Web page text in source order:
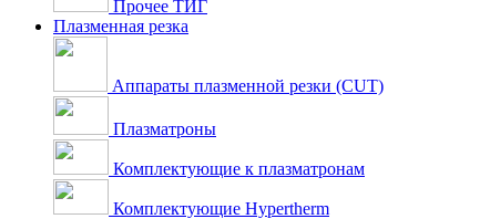
Прочее ТИГ
Плазменная резка
Аппараты плазменной резки (CUT)
Плазматроны
Комплектующие к плазматронам
Комплектующие Hypertherm